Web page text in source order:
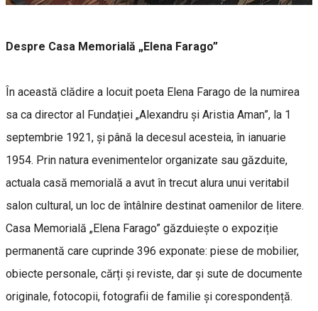
Despre Casa Memorială „Elena Farago”
În această clădire a locuit poeta Elena Farago de la numirea
sa ca director al Fundației „Alexandru și Aristia Aman”, la 1
septembrie 1921, și până la decesul acesteia, în ianuarie
1954. Prin natura evenimentelor organizate sau găzduite,
actuala casă memorială a avut în trecut alura unui veritabil
salon cultural, un loc de întâlnire destinat oamenilor de litere.
Casa Memorială „Elena Farago” găzduiește o expoziție
permanentă care cuprinde 396 exponate: piese de mobilier,
obiecte personale, cărți și reviste, dar și sute de documente
originale, fotocopii, fotografii de familie și corespondență.